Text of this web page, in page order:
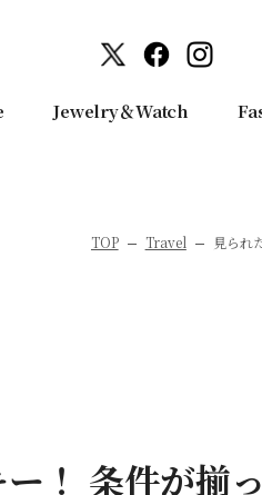
Jewelry＆Watch
TOP Travel 見られ
！ 条件が揃